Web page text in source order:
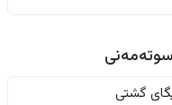
سوتەمەنی
گشتی